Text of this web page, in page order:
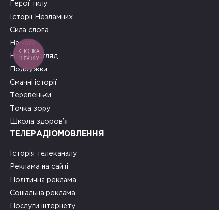
Герої тилу
Історії Незламних
Сила слова
На часі
Новий погляд
Подружки
Смачні історії
Теревеньки
Точка зору
Школа здоров’я
ТЕЛЕРАДІОМОВЛЕННЯ
Історія телеканалу
Реклама на сайті
Політична реклама
Соціальна реклама
Послуги інтернету
КНОПКА
ЗВ'ЯЗКУ